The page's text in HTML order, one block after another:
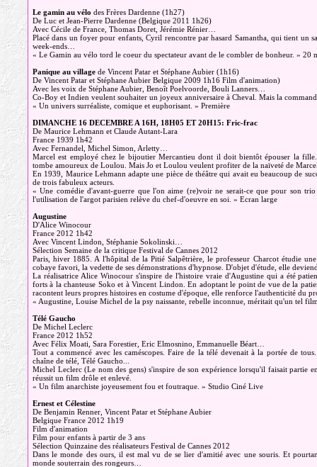
Le gamin au vélo des Frères Dardenne (1h27)
De Luc et Jean-Pierre Dardenne (Belgique 2011 1h26)
Avec Cécile de France, Thomas Doret, Jérémie Rénier…
Placé dans un foyer pour enfants, Cyril rencontre par hasard Samantha, qui tient un
week-ends…
« Le Gamin au vélo tord le coeur du spectateur avant de le combler de bonheur. » 20
Panique au village de Vincent Patar et Stéphane Aubier (1h16)
De Vincent Patar et Stéphane Aubier Belgique 2009 1h16 Film d'animation)
Avec les voix de Stéphane Aubier, Benoît Poelvoorde, Bouli Lanners…
Co-Boy et Indien veulent souhaiter un joyeux anniversaire à Cheval. Mais la
« Un univers surréaliste, comique et euphorisant. » Première
DIMANCHE 16 DECEMBRE A 16H, 18H05 ET 20H15: Fric-frac
De Maurice Lehmann et Claude Autant-Lara
France 1939 1h42
Avec Fernandel, Michel Simon, Arletty…
Marcel est employé chez le bijoutier Mercantieu dont il doit bientôt épouser la
tombe amoureux de Loulou. Mais Jo et Loulou veulent profiter de la naïveté de
En 1939, Maurice Lehmann adapte une pièce de théâtre qui avait eu beaucoup de
de trois fabuleux acteurs.
« Une comédie d'avant-guerre que l'on aime (re)voir ne serait-ce que pour son trio
l'utilisation de l'argot parisien relève du chef-d'oeuvre en soi. » Ecran large
Augustine
D'Alice Winocour
France 2012 1h42
Avec Vincent Lindon, Stéphanie Sokolinski…
Sélection Semaine de la critique Festival de Cannes 2012
Paris, hiver 1885. A l'hôpital de la Pitié Salpêtrière, le professeur Charcot étudie
cobaye favori, la vedette de ses démonstrations d'hypnose. D'objet d'étude, elle
La réalisatrice Alice Winocour s'inspire de l'histoire vraie d'Augustine qui a été
forts à la chanteuse Soko et à Vincent Lindon. En adoptant le point de vue de la
racontent leurs propres histoires en costume d'époque, elle renforce l'authenticité du
« Augustine, Louise Michel de la psy naissante, rebelle inconnue, méritait qu'un tel
Télé Gaucho
De Michel Leclerc
France 2012 1h52
Avec Félix Moati, Sara Forestier, Eric Elmosnino, Emmanuelle Béart…
Tout a commencé avec les caméscopes. Faire de la télé devenait à la portée de
chaîne de télé, Télé Gaucho...
Michel Leclerc (Le nom des gens) s'inspire de son expérience lorsqu'il faisait partie
réussit un film drôle et enlevé.
« Un film anarchiste joyeusement fou et foutraque. » Studio Ciné Live
Ernest et Célestine
De Benjamin Renner, Vincent Patar et Stéphane Aubier
Belgique France 2012 1h19
Film d'animation
Film pour enfants à partir de 3 ans
Sélection Quinzaine des réalisateurs Festival de Cannes 2012
Dans le monde des ours, il est mal vu de se lier d'amitié avec une souris. Et
monde souterrain des rongeurs…